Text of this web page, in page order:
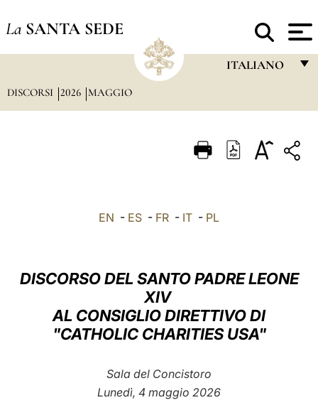
La SANTA SEDE
ITALIANO
ITALIANO
العربيّة
中文
LATINE
DISCORSI 2026 MAGGIO
EN - ES - FR - IT - PL
DISCORSO DEL SANTO PADRE LEONE
XIV
AL CONSIGLIO DIRETTIVO DI
"CATHOLIC CHARITIES USA"
Sala del Concistoro
Lunedì, 4 maggio 2026